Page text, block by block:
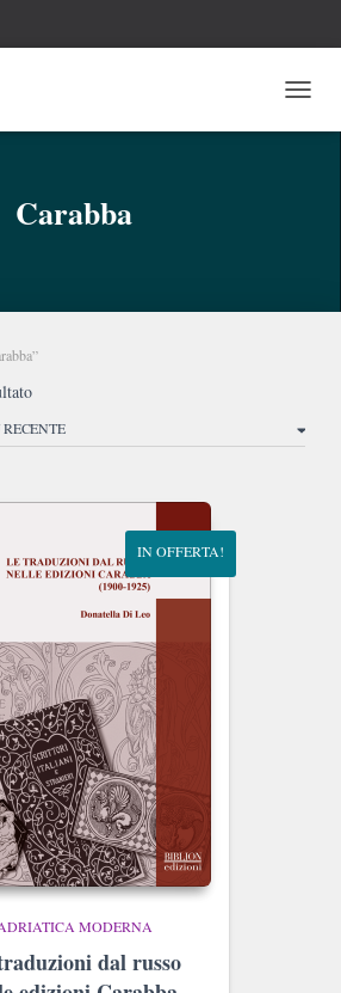
Carabba
IN OFFERTA!
MODERNA
dal russo